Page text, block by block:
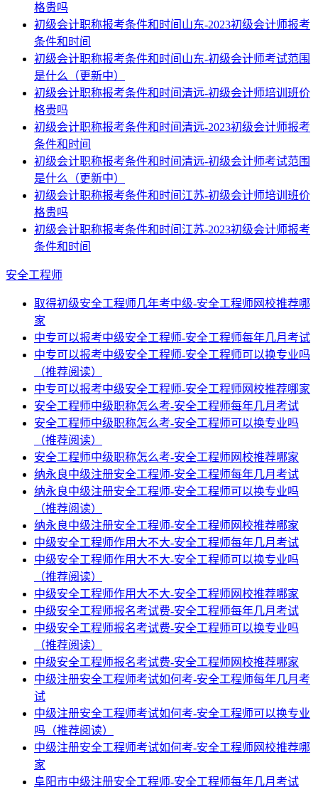
格贵吗
初级会计职称报考条件和时间山东-2023初级会计师报考
条件和时间
初级会计职称报考条件和时间山东-初级会计师考试范围
是什么（更新中）
初级会计职称报考条件和时间清远-初级会计师培训班价
格贵吗
初级会计职称报考条件和时间清远-2023初级会计师报考
条件和时间
初级会计职称报考条件和时间清远-初级会计师考试范围
是什么（更新中）
初级会计职称报考条件和时间江苏-初级会计师培训班价
格贵吗
初级会计职称报考条件和时间江苏-2023初级会计师报考
条件和时间
安全工程师
取得初级安全工程师几年考中级-安全工程师网校推荐哪
家
中专可以报考中级安全工程师-安全工程师每年几月考试
中专可以报考中级安全工程师-安全工程师可以换专业吗
（推荐阅读）
中专可以报考中级安全工程师-安全工程师网校推荐哪家
安全工程师中级职称怎么考-安全工程师每年几月考试
安全工程师中级职称怎么考-安全工程师可以换专业吗
（推荐阅读）
安全工程师中级职称怎么考-安全工程师网校推荐哪家
纳永良中级注册安全工程师-安全工程师每年几月考试
纳永良中级注册安全工程师-安全工程师可以换专业吗
（推荐阅读）
纳永良中级注册安全工程师-安全工程师网校推荐哪家
中级安全工程师作用大不大-安全工程师每年几月考试
中级安全工程师作用大不大-安全工程师可以换专业吗
（推荐阅读）
中级安全工程师作用大不大-安全工程师网校推荐哪家
中级安全工程师报名考试费-安全工程师每年几月考试
中级安全工程师报名考试费-安全工程师可以换专业吗
（推荐阅读）
中级安全工程师报名考试费-安全工程师网校推荐哪家
中级注册安全工程师考试如何考-安全工程师每年几月考
试
中级注册安全工程师考试如何考-安全工程师可以换专业
吗（推荐阅读）
中级注册安全工程师考试如何考-安全工程师网校推荐哪
家
阜阳市中级注册安全工程师-安全工程师每年几月考试